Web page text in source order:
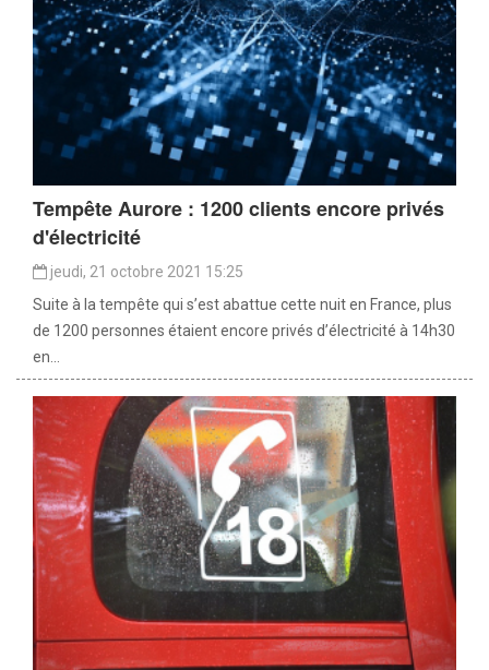
Tempête Aurore : 1200 clients encore privés
d'électricité
jeudi, 21 octobre 2021 15:25
Suite à la tempête qui s’est abattue cette nuit en France, plus
de 1200 personnes étaient encore privés d’électricité à 14h30
en...